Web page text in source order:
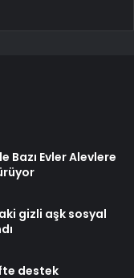
Bazı Evler Alevlere
gizli aşk sosyal
destek